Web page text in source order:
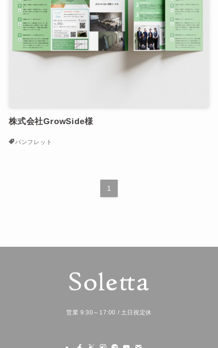
株式会社GrowSide様
パンフレット
1
営業 9:30～17:00 / 土日祝定休